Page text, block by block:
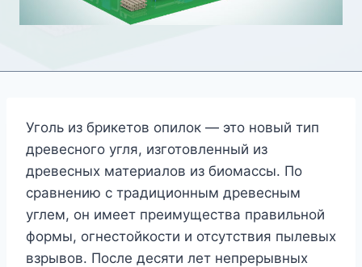
Уголь из брикетов опилок — это новый тип
древесного угля, изготовленный из
древесных материалов из биомассы. По
сравнению с традиционным древесным
углем, он имеет преимущества правильной
формы, огнестойкости и отсутствия пылевых
взрывов. После десяти лет непрерывных